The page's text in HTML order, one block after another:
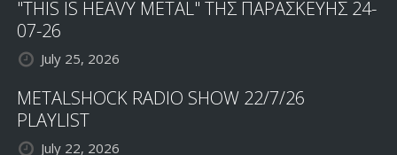
"THIS IS HEAVY METAL" ΤΗΣ ΠΑΡΑΣΚΕΥΗΣ 24-
07-26
July 25, 2026
METALSHOCK RADIO SHOW 22/7/26
PLAYLIST
July 22, 2026